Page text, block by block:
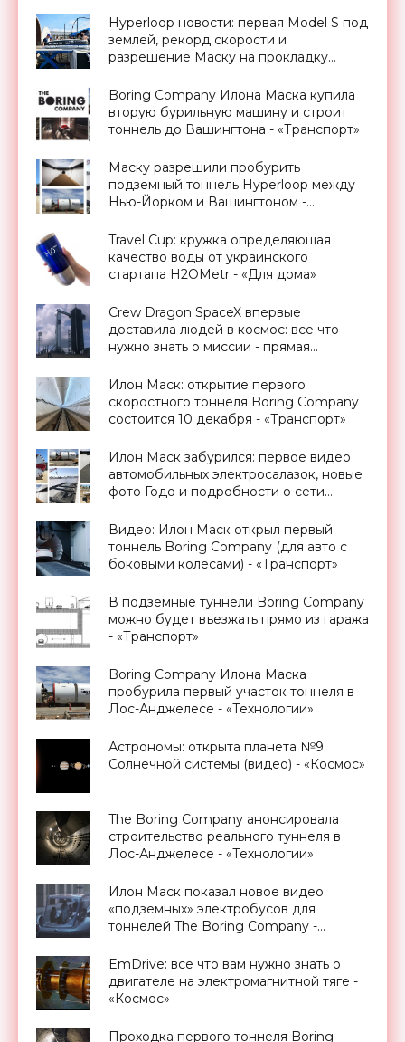
Hyperloop новости: первая Model S под
землей, рекорд скорости и
разрешение Маску на прокладку
«Транспорт»
Boring Company Илона Маска купила
вторую бурильную машину и строит
тоннель до Вашингтона - «Транспорт»
Маску разрешили пробурить
подземный тоннель Hyperloop между
Нью-Йорком и Вашингтоном -
Travel Cup: кружка определяющая
качество воды от украинского
стартапа H2OMetr - «Для дома»
Crew Dragon SpaceX впервые
доставила людей в космос: все что
нужно знать о миссии - прямая
Илон Маск: открытие первого
скоростного тоннеля Boring Company
состоится 10 декабря - «Транспорт»
Илон Маск забурился: первое видео
автомобильных электросалазок, новые
фото Годо и подробности о сети
«Технологии»
Видео: Илон Маск открыл первый
тоннель Boring Company (для авто с
боковыми колесами) - «Транспорт»
В подземные туннели Boring Company
можно будет въезжать прямо из гаража
- «Транспорт»
Boring Company Илона Маска
пробурила первый участок тоннеля в
Лос-Анджелесе - «Технологии»
Астрономы: открыта планета №9
Солнечной системы (видео) - «Космос»
The Boring Company анонсировала
строительство реального туннеля в
Лос-Анджелесе - «Технологии»
Илон Маск показал новое видео
«подземных» электробусов для
тоннелей The Boring Company -
EmDrive: все что вам нужно знать о
двигателе на электромагнитной тяге -
«Космос»
Проходка первого тоннеля Boring